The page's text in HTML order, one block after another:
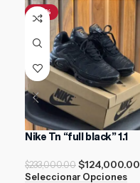
-47%
Nike Tn “full black” 1.1
$233,000.00 $124,000.00
Seleccionar Opciones